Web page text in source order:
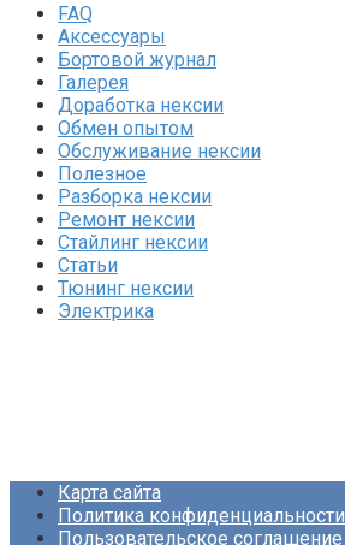
FAQ
Аксессуары
Бортовой журнал
Галерея
Доработка нексии
Обмен опытом
Обслуживание нексии
Полезное
Разборка нексии
Ремонт нексии
Стайлинг нексии
Статьи
Тюнинг нексии
Электрика
Карта сайта
Политика конфиденциальности
Пользовательское соглашение